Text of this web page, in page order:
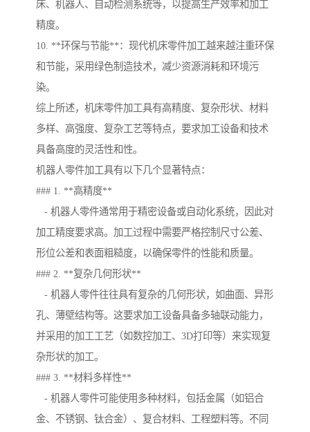
床、机器人、自动检测系统等，以提高生产效率和加工
精度。
10. **环保与节能**：现代机床零件加工越来越注重环保
和节能，采用绿色制造技术，减少资源消耗和环境污
染。
综上所述，机床零件加工具有高精度、复杂形状、材料
多样、高强度、复杂工艺等特点，要求加工设备和技术
具备高度的灵活性和性。
机器人零件加工具有以下几个显著特点：
### 1. **高精度**
- 机器人零件通常用于精密设备或自动化系统，因此对
加工精度要求高。加工过程中需要严格控制尺寸公差、
形位公差和表面粗糙度，以确保零件的性能和质量。
### 2. **复杂几何形状**
- 机器人零件往往具有复杂的几何形状，如曲面、异形
孔、薄壁结构等。这要求加工设备具备多轴联动能力，
并采用的加工工艺（如数控加工、3D打印等）来实现复
杂形状的加工。
### 3. **材料多样性**
- 机器人零件可能使用多种材料，包括金属（如铝合
金、不锈钢、钛合金）、复合材料、工程塑料等。不同